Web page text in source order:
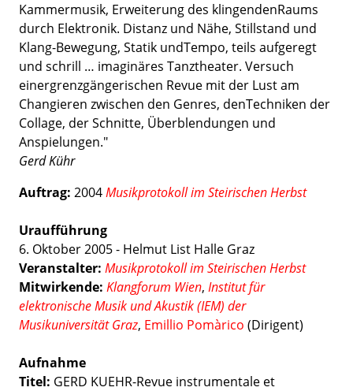
Kammermusik, Erweiterung des klingendenRaums
durch Elektronik. Distanz und Nähe, Stillstand und
Klang-Bewegung, Statik undTempo, teils aufgeregt
und schrill … imaginäres Tanztheater. Versuch
einergrenzgängerischen Revue mit der Lust am
Changieren zwischen den Genres, denTechniken der
Collage, der Schnitte, Überblendungen und
Anspielungen."
Gerd Kühr
Auftrag: 2004Musikprotokoll im Steirischen Herbst
Uraufführung
6. Oktober 2005 - Helmut List Halle Graz
Veranstalter: Musikprotokoll im Steirischen Herbst
Mitwirkende: Klangforum Wien, Institut für
elektronische Musik und Akustik (IEM) der
Musikuniversität Graz, Emillio Pomàrico (Dirigent)
Aufnahme
Titel: GERD KUEHR-Revue instrumentale et